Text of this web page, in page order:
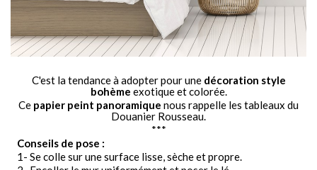
C'est la tendance à adopter pour une décoration style
bohème exotique et colorée.
Ce papier peint panoramique nous rappelle les tableaux du
Douanier Rousseau.
***
Conseils de pose :
1- Se colle sur une surface lisse, sèche et propre.